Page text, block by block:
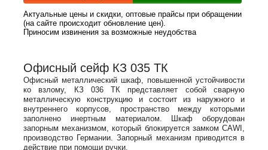
Актуальные цены и скидки, оптовые прайсы при обращении
(на сайте происходит обновление цен).
Приносим извинения за возможные неудобства
Офисный сейф КЗ 035 ТК
Офисный металлический шкаф, повышенной устойчивости
ко взлому, КЗ 036 ТК представляет собой сварную
металлическую конструкцию и состоит из наружного и
внутреннего корпусов, пространство между которыми
заполнено инертным материалом. Шкаф оборудован
запорным механизмом, который блокируется замком CAWI,
производство Германии. Запорный механизм приводится в
действие при помощи ручки.